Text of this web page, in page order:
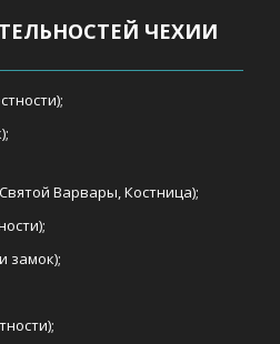
ЧЕХИИ
Варвары, Костница);
замок);